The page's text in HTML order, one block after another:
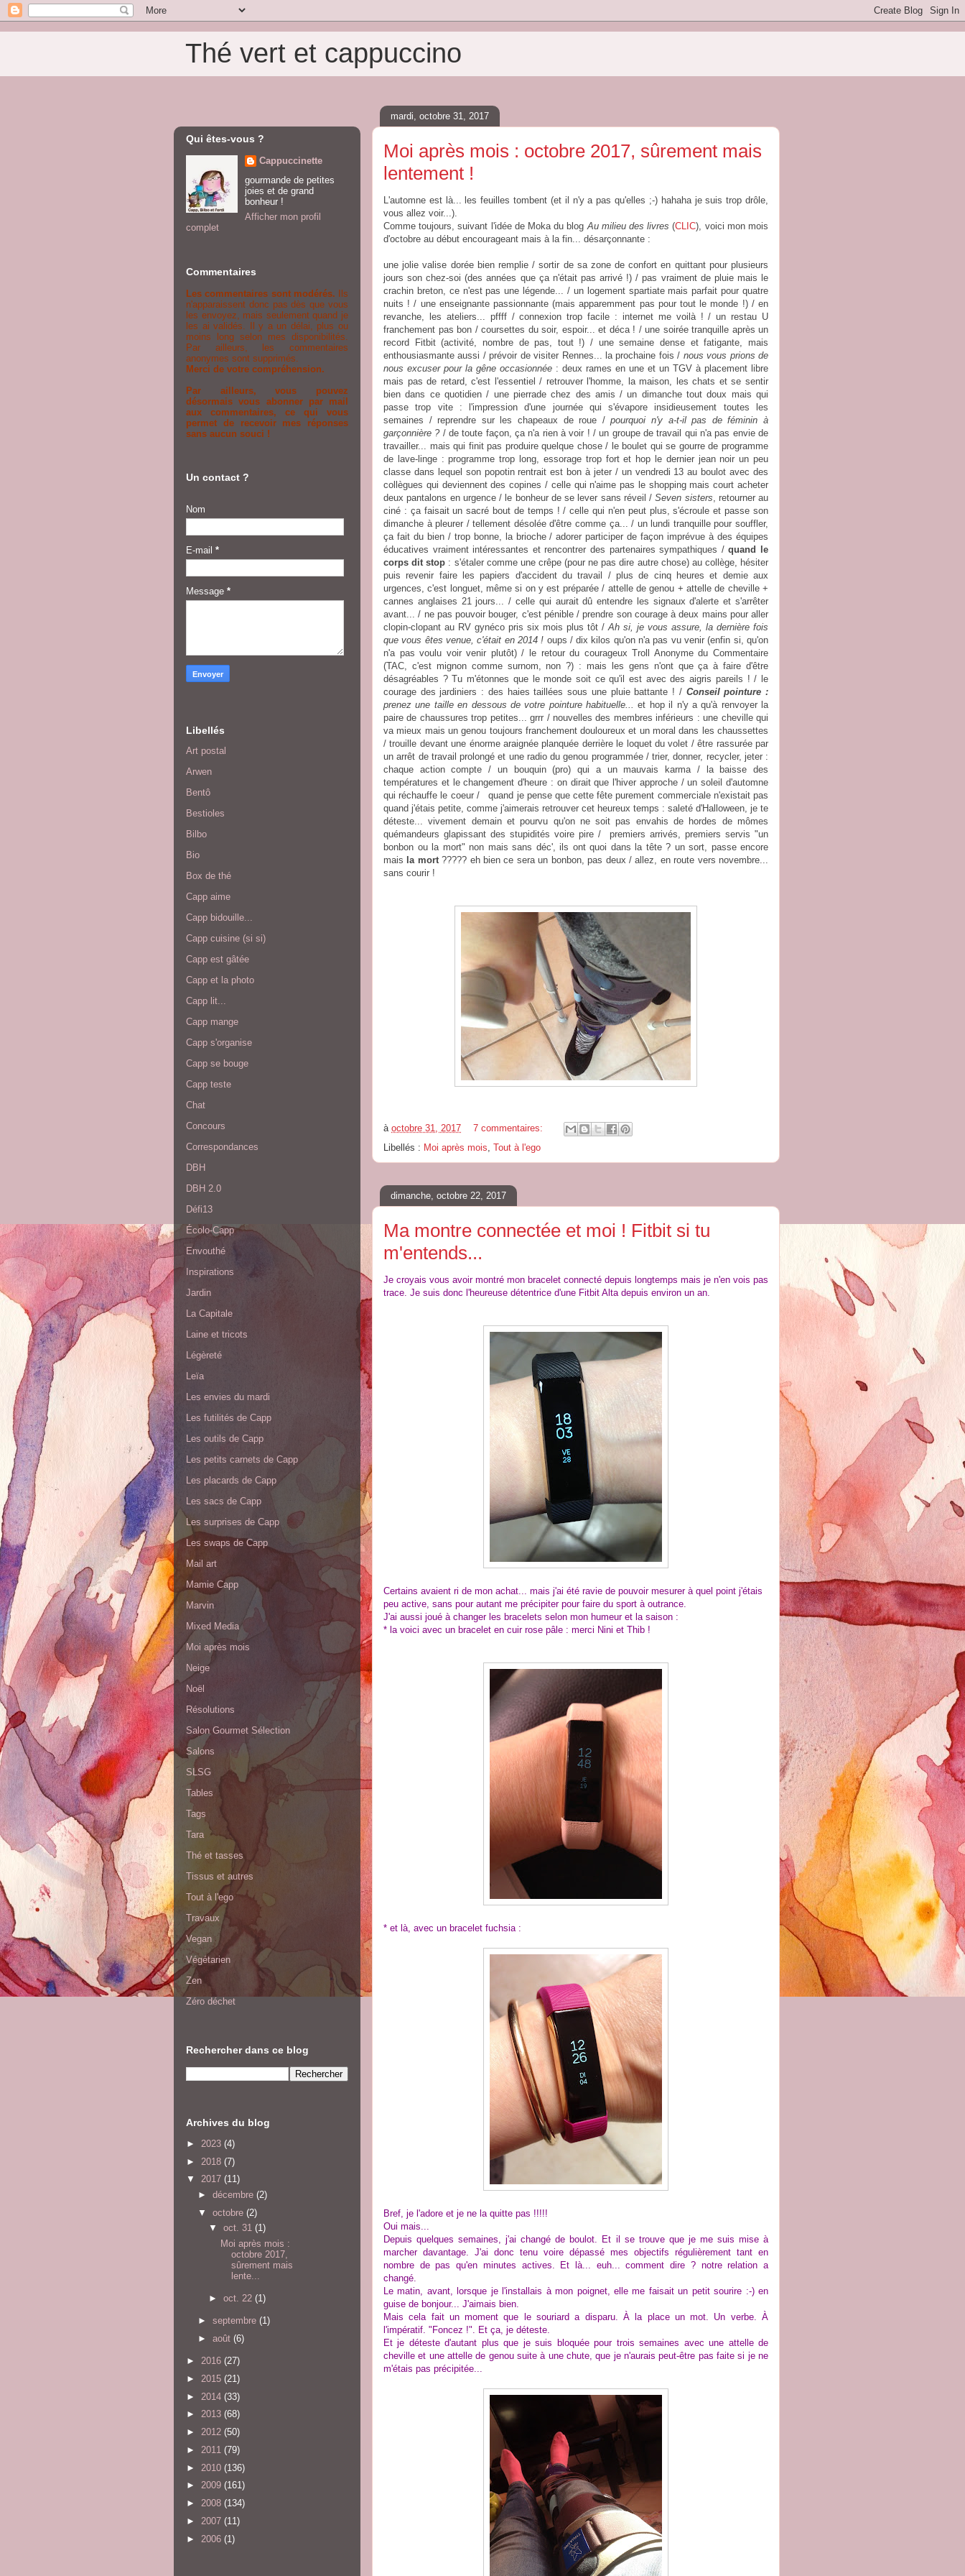
Thé vert et cappuccino
mardi, octobre 31, 2017
Moi après mois : octobre 2017, sûrement mais
lentement !
L'automne est là... les feuilles tombent (et il n'y a pas qu'elles ;-) hahaha je suis trop drôle,
vous allez voir...).
Comme toujours, suivant l'idée de Moka du blogAu milieu des livres (CLIC), voici mon mois
d'octobre au début encourageant mais à la fin... désarçonnante :
une jolie valise dorée bien remplie / sortir de sa zone de confort en quittant pour plusieurs
jours son chez-soi (des années que ça n'était pas arrivé !) / pas vraiment de pluie mais le
crachin breton, ce n'est pas une légende... / un logement spartiate mais parfait pour quatre
nuits ! / une enseignante passionnante (mais apparemment pas pour tout le monde !) / en
revanche, les ateliers... pffff / connexion trop facile : internet me voilà ! / un restau U
franchement pas bon / coursettes du soir, espoir... et déca ! / une soirée tranquille après un
record Fitbit (activité, nombre de pas, tout !) / une semaine dense et fatigante, mais
enthousiasmante aussi / prévoir de visiter Rennes... la prochaine fois / nous vous prions de
nous excuser pour la gêne occasionnée : deux rames en une et un TGV à placement libre
mais pas de retard, c'est l'essentiel / retrouver l'homme, la maison, les chats et se sentir
bien dans ce quotidien / une pierrade chez des amis / un dimanche tout doux mais qui
passe trop vite : l'impression d'une journée qui s'évapore insidieusement toutes les
semaines / reprendre sur les chapeaux de roue /pourquoi n'y a-t-il pas de féminin à
garçonnière ?/ de toute façon, ça n'a rien à voir ! / un groupe de travail qui n'a pas envie de
travailler... mais qui finit pas produire quelque chose / le boulet qui se gourre de programme
de lave-linge : programme trop long, essorage trop fort et hop le dernier jean noir un peu
classe dans lequel son popotin rentrait est bon à jeter / un vendredi 13 au boulot avec des
collègues qui deviennent des copines / celle qui n'aime pas le shopping mais court acheter
deux pantalons en urgence / le bonheur de se lever sans réveil /Seven sisters, retourner au
ciné : ça faisait un sacré bout de temps ! / celle qui n'en peut plus, s'écroule et passe son
dimanche à pleurer / tellement désolée d'être comme ça... / un lundi tranquille pour souffler,
ça fait du bien / trop bonne, la brioche / adorer participer de façon imprévue à des équipes
éducatives vraiment intéressantes et rencontrer des partenaires sympathiques /quand le
corps dit stop : s'étaler comme une crêpe (pour ne pas dire autre chose) au collège, hésiter
puis revenir faire les papiers d'accident du travail / plus de cinq heures et demie aux
urgences, c'est longuet, même si on y est préparée / attelle de genou + attelle de cheville +
cannes anglaises 21 jours... / celle qui aurait dû entendre les signaux d'alerte et s'arrêter
avant... / ne pas pouvoir bouger, c'est pénible / prendre son courage à deux mains pour aller
clopin-clopant au RV gynéco pris six mois plus tôt /Ah si, je vous assure, la dernière fois
que vous êtes venue, c'était en 2014 ! oups / dix kilos qu'on n'a pas vu venir (enfin si, qu'on
n'a pas voulu voir venir plutôt) / le retour du courageux Troll Anonyme du Commentaire
(TAC, c'est mignon comme surnom, non ?) : mais les gens n'ont que ça à faire d'être
désagréables ? Tu m'étonnes que le monde soit ce qu'il est avec des aigris pareils ! / le
courage des jardiniers : des haies taillées sous une pluie battante ! / Conseil pointure :
prenez une taille en dessous de votre pointure habituelle... et hop il n'y a qu'à renvoyer la
paire de chaussures trop petites... grrr / nouvelles des membres inférieurs : une cheville qui
va mieux mais un genou toujours franchement douloureux et un moral dans les chaussettes
/ trouille devant une énorme araignée planquée derrière le loquet du volet / être rassurée par
un arrêt de travail prolongé et une radio du genou programmée / trier, donner, recycler, jeter :
chaque action compte / un bouquin (pro) qui a un mauvais karma / la baisse des
températures et le changement d'heure : on dirait que l'hiver approche / un soleil d'automne
qui réchauffe le coeur / quand je pense que cette fête purement commerciale n'existait pas
quand j'étais petite, comme j'aimerais retrouver cet heureux temps : saleté d'Halloween, je te
déteste... vivement demain et pourvu qu'on ne soit pas envahis de hordes de mômes
quémandeurs glapissant des stupidités voire pire / premiers arrivés, premiers servis "un
bonbon ou la mort" non mais sans déc', ils ont quoi dans la tête ? un sort, passe encore
mais la mort????? eh bien ce sera un bonbon, pas deux / allez, en route vers novembre...
sans courir !
à octobre 31, 2017
7 commentaires:
Libellés : Moi après mois, Tout à l'ego
dimanche, octobre 22, 2017
Ma montre connectée et moi ! Fitbit si tu
m'entends...
Je croyais vous avoir montré mon bracelet connecté depuis longtemps mais je n'en vois pas
trace. Je suis donc l'heureuse détentrice d'une Fitbit Alta depuis environ un an.
Certains avaient ri de mon achat... mais j'ai été ravie de pouvoir mesurer à quel point j'étais
peu active, sans pour autant me précipiter pour faire du sport à outrance.
J'ai aussi joué à changer les bracelets selon mon humeur et la saison :
* la voici avec un bracelet en cuir rose pâle : merci Nini et Thib !
* et là, avec un bracelet fuchsia :
Bref, je l'adore et je ne la quitte pas !!!!!
Oui mais...
Depuis quelques semaines, j'ai changé de boulot. Et il se trouve que je me suis mise à
marcher davantage. J'ai donc tenu voire dépassé mes objectifs régulièrement tant en
nombre de pas qu'en minutes actives. Et là... euh... comment dire ? notre relation a
changé.
Le matin, avant, lorsque je l'installais à mon poignet, elle me faisait un petit sourire :-) en
guise de bonjour... J'aimais bien.
Mais cela fait un moment que le souriard a disparu. À la place un mot. Un verbe. À
l'impératif. "Foncez !". Et ça, je déteste.
Et je déteste d'autant plus que je suis bloquée pour trois semaines avec une attelle de
cheville et une attelle de genou suite à une chute, que je n'aurais peut-être pas faite si je ne
m'étais pas précipitée...
Qui êtes-vous ?
Cappuccinette
gourmande de petites
joies et de grand
bonheur !
Afficher mon profil
complet
Commentaires
Les commentaires sont modérés.
Ils
n'apparaissent donc pas dès que vous
les envoyez, mais seulement quand je
les ai validés. Il y a un délai, plus ou
moins long selon mes disponibilités.
Par ailleurs, les commentaires
anonymes sont supprimés.
Merci de votre compréhension.
Par ailleurs, vous pouvez
désormais vous abonner par mail
aux commentaires, ce qui vous
permet de recevoir mes réponses
sans aucun souci !
Un contact ?
Nom
E-mail *
Message *
Libellés
Art postal
Arwen
Bentô
Bestioles
Bilbo
Bio
Box de thé
Capp aime
Capp bidouille...
Capp cuisine (si si)
Capp est gâtée
Capp et la photo
Capp lit...
Capp mange
Capp s'organise
Capp se bouge
Capp teste
Chat
Concours
Correspondances
DBH
DBH 2.0
Défi13
Écolo-Capp
Envouthé
Inspirations
Jardin
La Capitale
Laine et tricots
Légèreté
Leïa
Les envies du mardi
Les futilités de Capp
Les outils de Capp
Les petits carnets de Capp
Les placards de Capp
Les sacs de Capp
Les surprises de Capp
Les swaps de Capp
Mail art
Mamie Capp
Marvin
Mixed Media
Moi après mois
Neige
Noël
Résolutions
Salon Gourmet Sélection
Salons
SLSG
Tables
Tags
Tara
Thé et tasses
Tissus et autres
Tout à l'ego
Travaux
Vegan
Végétarien
Zen
Zéro déchet
Rechercher dans ce blog
Archives du blog
► 2023 (4)
► 2018 (7)
▼ 2017 (11)
► décembre (2)
▼ octobre (2)
▼oct. 31(1)
Moi après mois :
octobre 2017,
sûrement mais
lente...
►oct. 22(1)
► septembre (1)
► août (6)
► 2016 (27)
► 2015 (21)
► 2014 (33)
► 2013 (68)
► 2012 (50)
► 2011 (79)
► 2010 (136)
► 2009 (161)
► 2008 (134)
► 2007 (11)
► 2006 (1)